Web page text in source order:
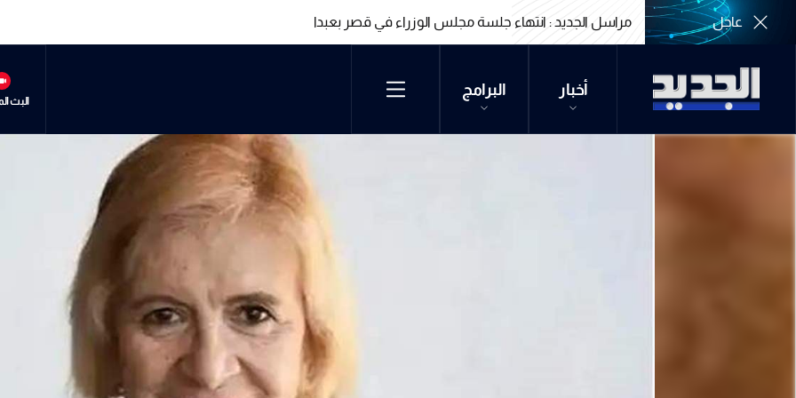
عاجل مراسل الجديد : انتهاء جلسة مجلس الوزراء في قصر بعبدا
أخبار البرامج
البث